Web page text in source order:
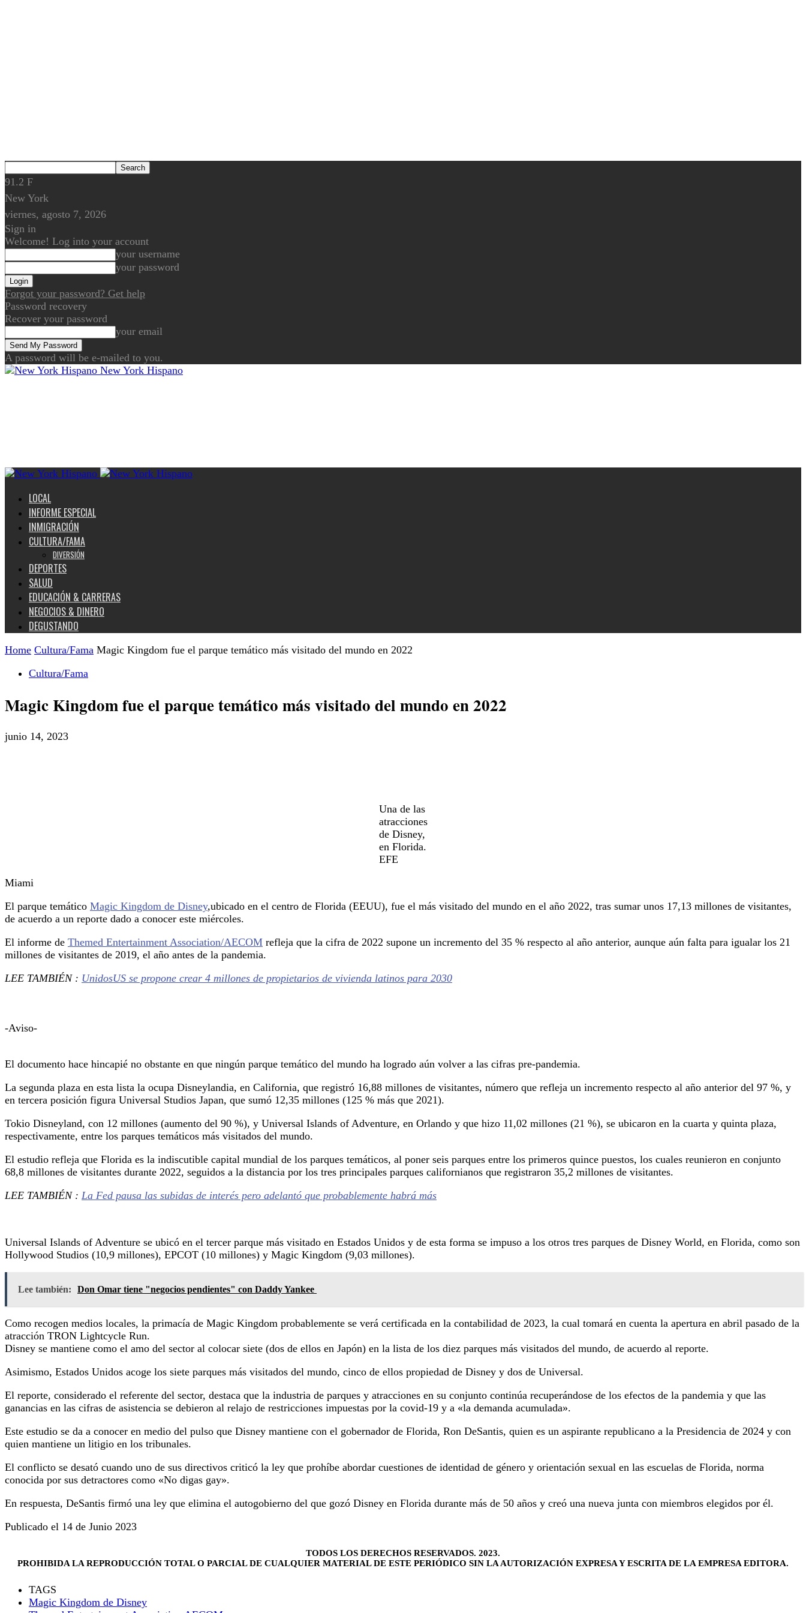
91.2 F
New York
viernes, agosto 7, 2026
Sign in
Welcome! Log into your account
your username
your password
Forgot your password? Get help
Password recovery
Recover your password
your email
A password will be e-mailed to you.
New York Hispano
LOCAL
INFORME ESPECIAL
INMIGRACIÓN
CULTURA/FAMA
DIVERSIÓN
DEPORTES
SALUD
EDUCACIÓN & CARRERAS
NEGOCIOS & DINERO
DEGUSTANDO
Home Cultura/Fama Magic Kingdom fue el parque temático más visitado del mundo en 2022
Cultura/Fama
Magic Kingdom fue el parque temático más visitado del mundo en 2022
junio 14, 2023
Una de las
atracciones
de Disney,
en Florida.
EFE
Miami
El parque temático Magic Kingdom de Disney,ubicado en el centro de Florida (EEUU), fue el más visitado del mundo en el año 2022, tras sumar unos 17,13 millones de visitantes,
de acuerdo a un reporte dado a conocer este miércoles.
El informe de Themed Entertainment Association/AECOM refleja que la cifra de 2022 supone un incremento del 35 % respecto al año anterior, aunque aún falta para igualar los 21
millones de visitantes de 2019, el año antes de la pandemia.
LEE TAMBIÉN : UnidosUS se propone crear 4 millones de propietarios de vivienda latinos para 2030
-Aviso-
El documento hace hincapié no obstante en que ningún parque temático del mundo ha logrado aún volver a las cifras pre-pandemia.
La segunda plaza en esta lista la ocupa Disneylandia, en California, que registró 16,88 millones de visitantes, número que refleja un incremento respecto al año anterior del 97 %, y
en tercera posición figura Universal Studios Japan, que sumó 12,35 millones (125 % más que 2021).
Tokio Disneyland, con 12 millones (aumento del 90 %), y Universal Islands of Adventure, en Orlando y que hizo 11,02 millones (21 %), se ubicaron en la cuarta y quinta plaza,
respectivamente, entre los parques temáticos más visitados del mundo.
El estudio refleja que Florida es la indiscutible capital mundial de los parques temáticos, al poner seis parques entre los primeros quince puestos, los cuales reunieron en conjunto
68,8 millones de visitantes durante 2022, seguidos a la distancia por los tres principales parques californianos que registraron 35,2 millones de visitantes.
LEE TAMBIÉN : La Fed pausa las subidas de interés pero adelantó que probablemente habrá más
Universal Islands of Adventure se ubicó en el tercer parque más visitado en Estados Unidos y de esta forma se impuso a los otros tres parques de Disney World, en Florida, como son
Hollywood Studios (10,9 millones), EPCOT (10 millones) y Magic Kingdom (9,03 millones).
Lee también: Don Omar tiene "negocios pendientes" con Daddy Yankee
Como recogen medios locales, la primacía de Magic Kingdom probablemente se verá certificada en la contabilidad de 2023, la cual tomará en cuenta la apertura en abril pasado de la
atracción TRON Lightcycle Run.
Disney se mantiene como el amo del sector al colocar siete (dos de ellos en Japón) en la lista de los diez parques más visitados del mundo, de acuerdo al reporte.
Asimismo, Estados Unidos acoge los siete parques más visitados del mundo, cinco de ellos propiedad de Disney y dos de Universal.
El reporte, considerado el referente del sector, destaca que la industria de parques y atracciones en su conjunto continúa recuperándose de los efectos de la pandemia y que las
ganancias en las cifras de asistencia se debieron al relajo de restricciones impuestas por la covid-19 y a «la demanda acumulada».
Este estudio se da a conocer en medio del pulso que Disney mantiene con el gobernador de Florida, Ron DeSantis, quien es un aspirante republicano a la Presidencia de 2024 y con
quien mantiene un litigio en los tribunales.
El conflicto se desató cuando uno de sus directivos criticó la ley que prohíbe abordar cuestiones de identidad de género y orientación sexual en las escuelas de Florida, norma
conocida por sus detractores como «No digas gay».
En respuesta, DeSantis firmó una ley que elimina el autogobierno del que gozó Disney en Florida durante más de 50 años y creó una nueva junta con miembros elegidos por él.
Publicado el 14 de Junio 2023
TODOS LOS DERECHOS RESERVADOS. 2023.
PROHIBIDA LA REPRODUCCIÓN TOTAL O PARCIAL DE CUALQUIER MATERIAL DE ESTE PERIÓDICO SIN LA AUTORIZACIÓN EXPRESA Y ESCRITA DE LA EMPRESA EDITORA.
TAGS
Magic Kingdom de Disney